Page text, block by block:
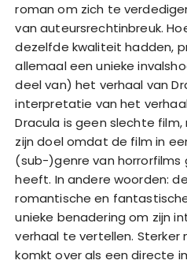
roman om zich te
van auteursrechtinbreuk.
dezelfde kwaliteit hadden,
allemaal een unieke
deel van) het verhaal van
interpretatie van het
Dracula is geen slechte
zijn doel omdat de film in
(sub-)genre van horrorfilms
heeft. In andere woorden:
romantische en
unieke benadering om zijn
verhaal te vertellen. Sterker
komkt over als een directe